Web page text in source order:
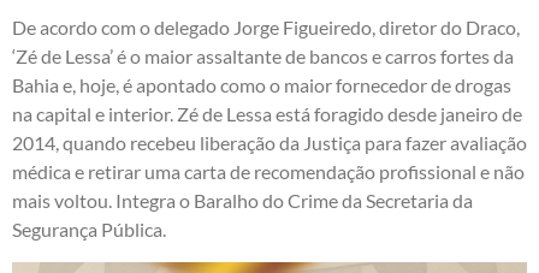
De acordo com o delegado Jorge Figueiredo, diretor do Draco,
‘Zé de Lessa’ é o maior assaltante de bancos e carros fortes da
Bahia e, hoje, é apontado como o maior fornecedor de drogas
na capital e interior. Zé de Lessa está foragido desde janeiro de
2014, quando recebeu liberação da Justiça para fazer avaliação
médica e retirar uma carta de recomendação profissional e não
mais voltou. Integra o Baralho do Crime da Secretaria da
Segurança Pública.